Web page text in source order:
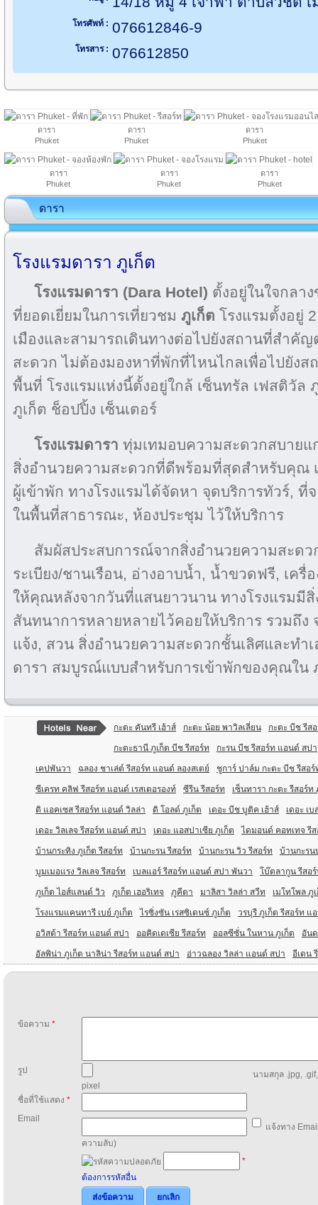
โทรศัพท์ : 076612846-9
โทรสาร : 076612850
ดารา
Phuket
ดารา
Phuket
ดารา
Phuket
ดารา
Phuket
ดารา
Phuket
ดารา
Phuket
ดารา
โรงแรมดารา ภูเก็ต
โรงแรมดารา (Dara Hotel) ตั้งอยู่ในใจกลา
ที่ยอดเยี่ยมในการเที่ยวชม ภูเก็ต โรงแรมตั้งอยู่
เมืองและสามารถเดินทางต่อไปยังสถานที่สำคัญ
สะดวก ไม่ต้องมองหาที่พักที่ไหนไกลเพื่อไปยังส
พื้นที่ โรงแรมแห่งนี้ตั้งอยู่ใกล้ เซ็นทรัล เฟสติวั
ภูเก็ต ช็อปปิ้ง เซ็นเตอร์
โรงแรมดารา ทุ่มเทมอบความสะดวกสบายแ
สิ่งอำนวยความสะดวกที่ดีพร้อมที่สุดสำหรับคุณ
ผู้เข้าพัก ทางโรงแรมได้จัดหา จุดบริการทัวร์,
ในพื้นที่สาธารณะ, ห้องประชุม ไว้ให้บริการ
สัมผัสประสบการณ์จากสิ่งอำนวยความสะด
ระเบียง/ชานเรือน, อ่างอาบน้ำ, น้ำขวดฟรี, เครื่
ให้คุณหลังจากวันที่แสนยาวนาน ทางโรงแรมมี
สันทนาการหลายหลายไว้คอยให้บริการ รวมถึง
แจ้ง, สวน สิ่งอำนวยความสะดวกชั้นเลิศและทำ
ดารา สมบูรณ์แบบสำหรับการเข้าพักของคุณใน
กะตะ คันทรี เฮ้าส์ กะตะ น้อย พาวิลเลี่ยน กะตะ บีช รีส
กะตะธานี ภูเก็ต บีช รีสอร์ท กะรน บีช รีสอร์ท แอนด์ สปา
เคปพันวา ฉลอง ชาเล่ต์ รีสอร์ท แอนด์ ลองสเตย์ ชูการ์ ปาล์ม กะตะ บีช รีสอร์
ซีเครท คลิฟ รีสอร์ท แอนด์ เรสเตอรองท์ ซีรีน รีสอร์ท เซ็นทารา กะตะ รีสอร์ท
ดิ แอคเซส รีสอร์ท แอนด์ วิลล่า ดิ โอลด์ ภูเก็ต เดอะ บีช บูติค เฮ้าส์ เดอะ เบ
เดอะ วิลเลจ รีสอร์ท แอนด์ สปา เดอะ แอสปาเซีย ภูเก็ต ไดมอนด์ คอทเทจ รี
บ้านกระทิง ภูเก็ต รีสอร์ท บ้านกะรน รีสอร์ท บ้านกะรน วิว รีสอร์ท บ้านกะรน
บูมเมอแรง วิลเลจ รีสอร์ท เบลแอร์ รีสอร์ท แอนด์ สปา พันวา โบ๊ตลากูน รีสอ
ภูเก็ต ไอส์แลนด์ วิว ภูเก็ต เฮอริเทจ ภูคีตา มาลิสา วิลล่า สวีท เมโทโพล ภู
โรงแรมแคนทารี เบย์ ภูเก็ต ไรซิ่งซัน เรสซิเดนซ์ ภูเก็ต วรบุรี ภูเก็ต รีสอร์ท แ
อวิสต้า รีสอร์ท แอนด์ สปา ออคิดเดเซีย รีสอร์ท ออลซีซั่น ในหาน ภูเก็ต อัน
อัลพิน่า ภูเก็ต นาลิน่า รีสอร์ท แอนด์ สปา อ่าวฉลอง วิลล่า แอนด์ สปา อีเดน
ข้อความ *
รูป
นามสกุล .jpg,
pixel
ชื่อที่ใช้แสดง *
Email
แจ้งทาง
ความลับ)
*
ต้องการรหัสอื่น
ส่งข้อความ
ยกเลิก